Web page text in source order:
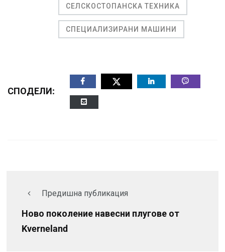
СЕЛСКОСТОПАНСКА ТЕХНИКА
СПЕЦИАЛИЗИРАНИ МАШИНИ
СПОДЕЛИ:
Предишна публикация
Ново поколение навесни плугове от
Kverneland